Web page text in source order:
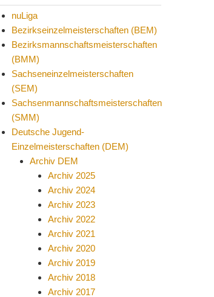
nuLiga
Bezirkseinzelmeisterschaften (BEM)
Bezirksmannschaftsmeisterschaften
(BMM)
Sachseneinzelmeisterschaften
(SEM)
Sachsenmannschaftsmeisterschaften
(SMM)
Deutsche Jugend-
Einzelmeisterschaften (DEM)
Archiv DEM
Archiv 2025
Archiv 2024
Archiv 2023
Archiv 2022
Archiv 2021
Archiv 2020
Archiv 2019
Archiv 2018
Archiv 2017